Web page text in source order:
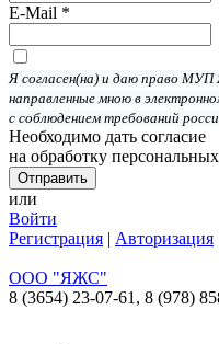
E-Mail *
Я согласен(на) и даю право
направленные мною в
с соблюдением требований
Необходимо дать согласие
на обработку
или
Войти
Регистрация | Авторизация
ООО "ЯЖС"
8 (3654) 23-07-61, 8 (978)